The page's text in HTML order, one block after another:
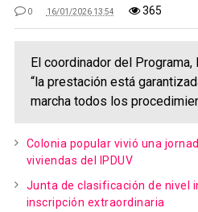
0 16/01/2026 13:54 365
El coordinador del Programa,
“la prestación está
marcha todos los
Colonia popular vivió una
viviendas del IPDUV
Junta de clasificación de nivel
inscripción extraordinaria